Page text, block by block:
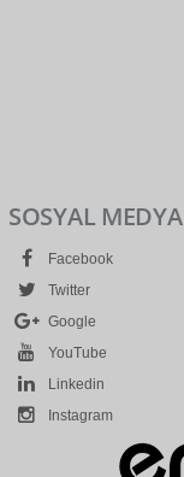
SOSYAL MEDYA
Facebook
Twitter
Google
YouTube
Linkedin
Instagram